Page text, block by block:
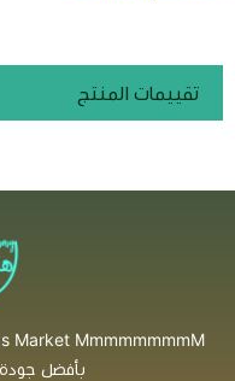
تقييمات المنتج
بأفضل